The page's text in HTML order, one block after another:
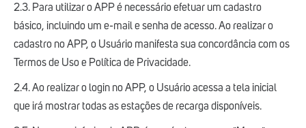
2.3. Para utilizar o APP é necessário efetuar um cadastro
básico, incluindo um e-mail e senha de acesso. Ao realizar o
cadastro no APP, o Usuário manifesta sua concordância com os
Termos de Uso e Política de Privacidade.
2.4. Ao realizar o login no APP, o Usuário acessa a tela inicial
que irá mostrar todas as estações de recarga disponíveis.